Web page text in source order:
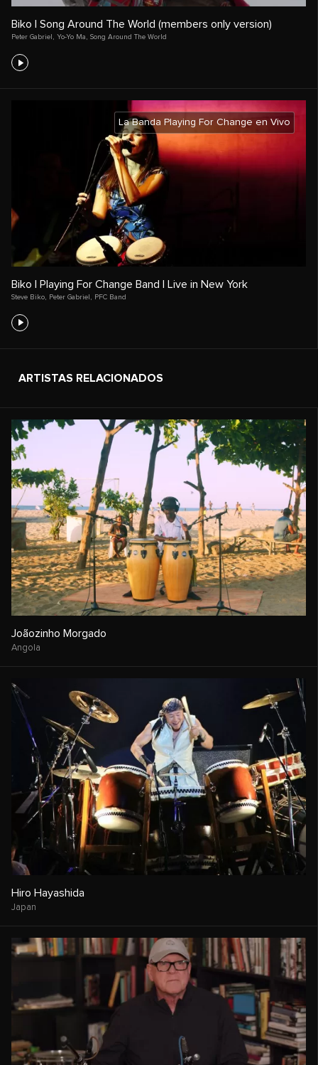
Biko | Song Around The World (members only version)
Peter Gabriel , Yo-Yo Ma , Song Around The World
La Banda Playing For Change en Vivo
Biko | Playing For Change Band | Live in New York
Steve Biko Peter Gabriel PFC Band
ARTISTAS RELACIONADOS
Joãozinho Morgado
Angola
Hiro Hayashida
Japan